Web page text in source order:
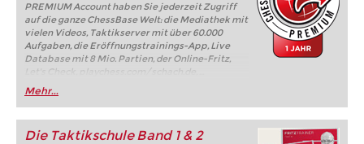
PREMIUM Account haben Sie jederzeit Zugriff
auf die ganze ChessBase Welt: die Mediathek mit
vielen Videos, Taktikserver mit über 60.000
Aufgaben, die Eröffnungstrainings-App, Live
Database mit 8 Mio. Partien, der Online-Fritz,
Let's Check, playchess.com/schach.de, ...
Mehr...
Die Taktikschule Band 1 & 2